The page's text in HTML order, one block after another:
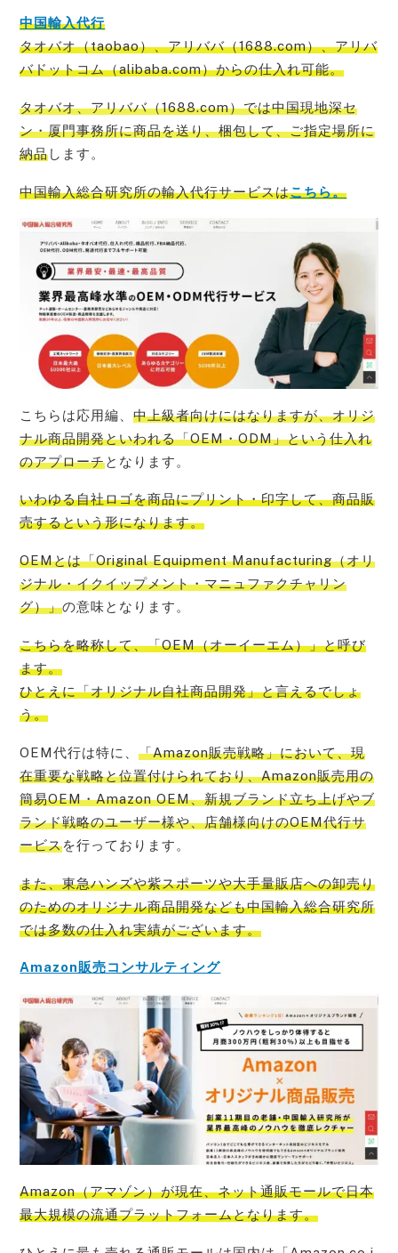
中国輸入代行
タオバオ（taobao）、アリババ（1688.com）、アリバ
バドットコム（alibaba.com）からの仕入れ可能。
タオバオ、アリババ（1688.com）では中国現地深セ
ン・厦門事務所に商品を送り、梱包して、ご指定場所に
納品します。
中国輸入総合研究所の輸入代行サービスはこちら。
こちらは応用編、中上級者向けにはなりますが、オリジ
ナル商品開発といわれる「OEM・ODM」という仕入れ
のアプローチとなります。
いわゆる自社ロゴを商品にプリント・印字して、商品販
売するという形になります。
OEMとは「Original Equipment Manufacturing（オリ
ジナル・イクイップメント・マニュファクチャリン
グ）」の意味となります。
こちらを略称して、「OEM（オーイーエム）」と呼び
ます。
ひとえに「オリジナル自社商品開発」と言えるでしょ
う。
OEM代行は特に、「Amazon販売戦略」において、現
在重要な戦略と位置付けられており、Amazon販売用の
簡易OEM・Amazon OEM、新規ブランド立ち上げやブ
ランド戦略のユーザー様や、店舗様向けのOEM代行サ
ービスを行っております。
また、東急ハンズや紫スポーツや大手量販店への卸売り
のためのオリジナル商品開発なども中国輸入総合研究所
では多数の仕入れ実績がございます。
Amazon販売コンサルティング
Amazon（アマゾン）が現在、ネット通販モールで日本
最大規模の流通プラットフォームとなります。